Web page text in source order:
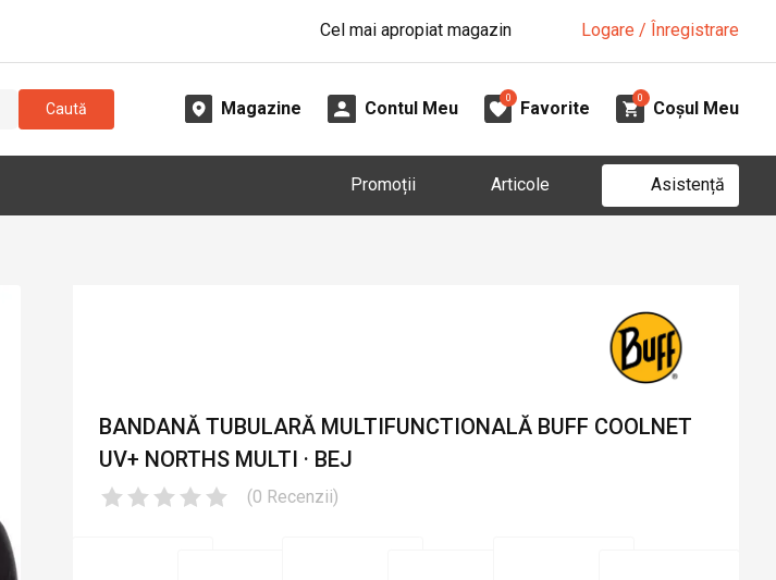
Cel mai apropiat magazin Logare / Înregistrare
Caută Magazine Contul Meu
0
Favorite
0
Coșul Meu
Promoții Articole Asistență
BANDANĂ TUBULARĂ MULTIFUNCTIONALĂ BUFF COOLNET
UV+ NORTHS MULTI · BEJ
(0 Recenzii)